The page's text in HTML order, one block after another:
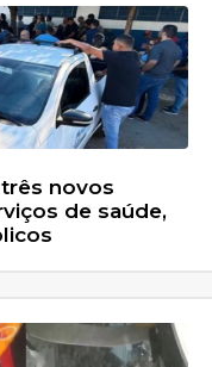
novos
de saúde,